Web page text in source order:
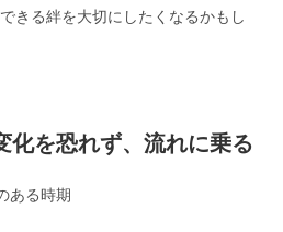
きる絆を大切にしたくなるかもし
化を恐れず、流れに乗る
ある時期